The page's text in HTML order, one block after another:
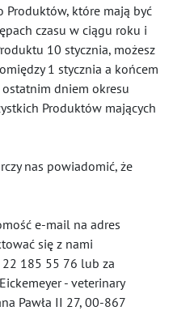
które mają być
czasu w ciągu roku i
10 stycznia, możesz
1 stycznia a końcem
dniem okresu
Produktów mających
nas powiadomić, że
e-mail na adres
się z nami
185 55 76 lub za
- veterinary
Pawła II 27, 00-867